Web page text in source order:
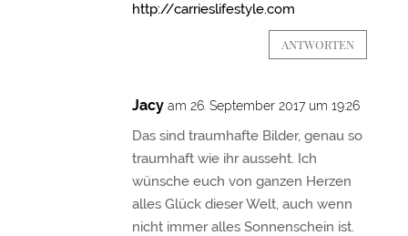
http://carrieslifestyle.com
ANTWORTEN
Jacy am 26. September 2017 um 19:26
Das sind traumhafte Bilder, genau so
traumhaft wie ihr ausseht. Ich
wünsche euch von ganzen Herzen
alles Glück dieser Welt, auch wenn
nicht immer alles Sonnenschein ist.